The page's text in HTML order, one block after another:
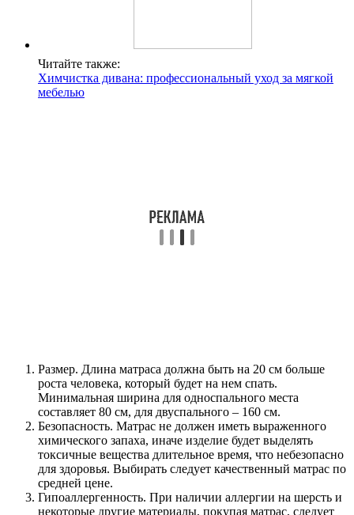
Читайте также:
Химчистка дивана: профессиональный уход за мягкой
мебелью
Размер. Длина матраса должна быть на 20 см больше
роста человека, который будет на нем спать.
Минимальная ширина для односпального места
составляет 80 см, для двуспального – 160 см.
Безопасность. Матрас не должен иметь выраженного
химического запаха, иначе изделие будет выделять
токсичные вещества длительное время, что небезопасно
для здоровья. Выбирать следует качественный матрас по
средней цене.
Гипоаллергенность. При наличии аллергии на шерсть и
некоторые другие материалы, покупая матрас, следует